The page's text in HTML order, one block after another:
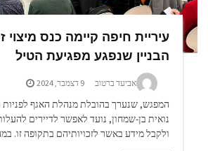
עיריית חיפה קיימה כנס מיצוי
הבניין שנפגע מפגיעת הטיל
אביעד ברטוב 9 דצמבר, 2024
המפגש, שנערך בהובלת מנהלת האגף לפניות
נואית בן-שמחון, נועד לאפשר לדיירים
ולקבל מידע באשר לזכויותיהם בתקופה זו.